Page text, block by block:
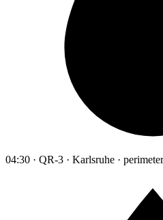
04:30 · QR-3 · Karlsruhe ·